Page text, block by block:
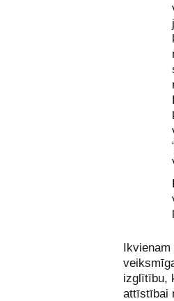
Ikvienam
izglītību,
attīstībai